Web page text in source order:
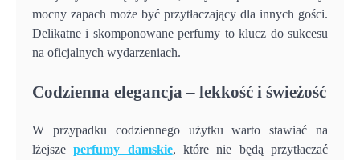
mocny zapach może być przytłaczający dla innych gości.
Delikatne i skomponowane perfumy to klucz do sukcesu
na oficjalnych wydarzeniach.
Codzienna elegancja – lekkość i świeżość
W przypadku codziennego użytku warto stawiać na
lżejszeperfumy damskie, które nie będą przytłaczać